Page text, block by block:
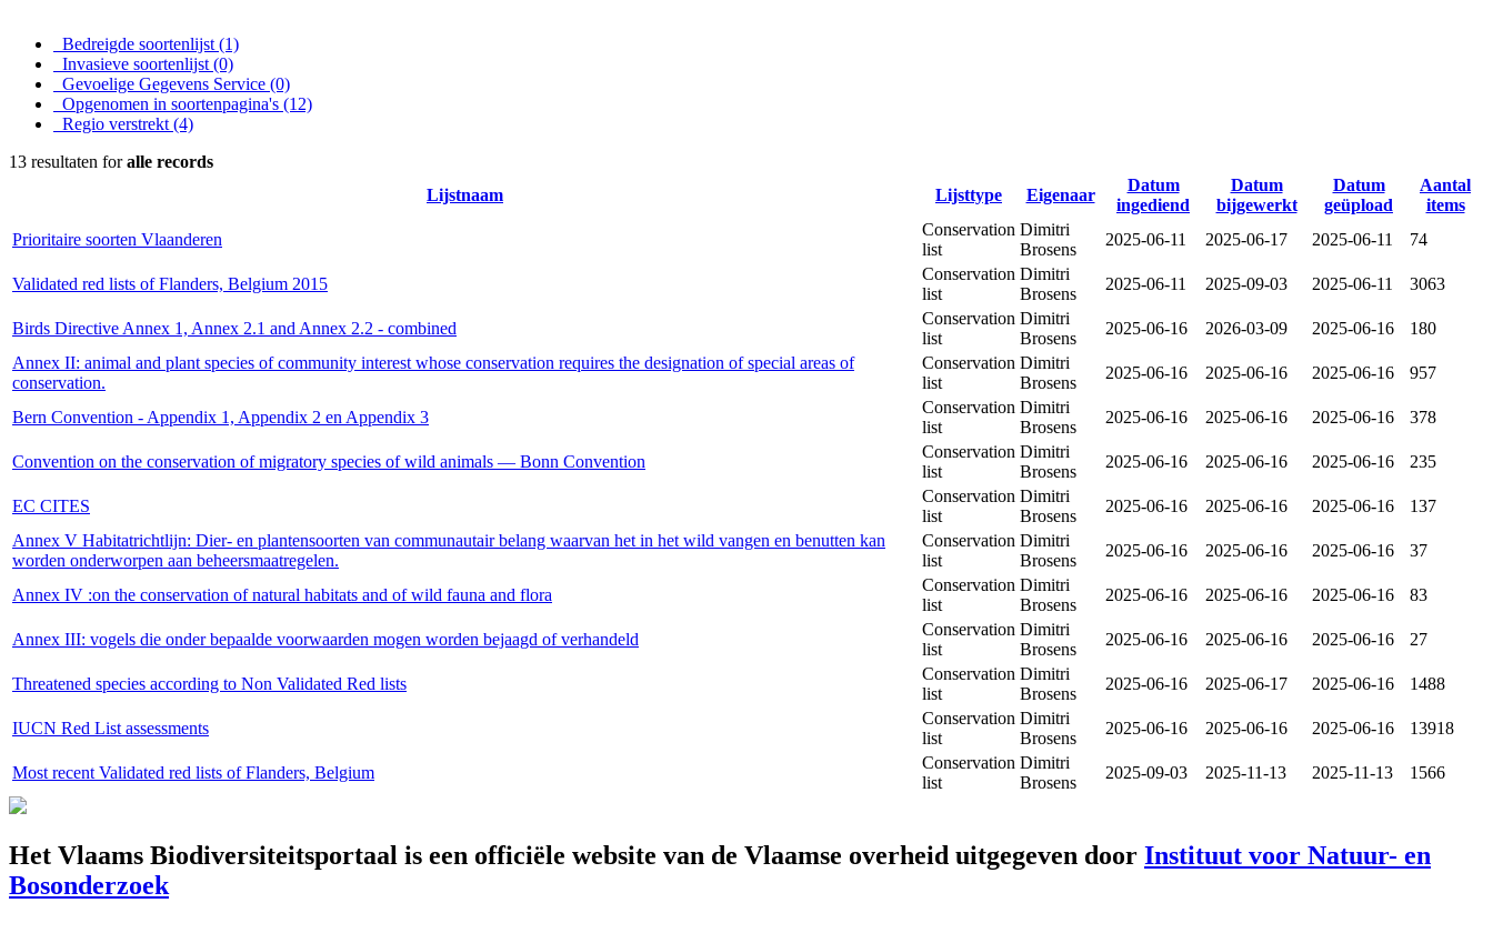
Bedreigde soortenlijst (1)
Invasieve soortenlijst (0)
Gevoelige Gegevens Service (0)
Opgenomen in soortenpagina's (12)
Regio verstrekt (4)
13 resultaten foralle records
Lijstnaam
Lijsttype Eigenaar
Datum
ingediend
Datum
bijgewerkt
Datum
geüpload
Aantal
items
Prioritaire soorten Vlaanderen
Conservation
list
Dimitri
Brosens
2025-06-11 2025-06-17 2025-06-11 74
Validated red lists of Flanders, Belgium 2015
Conservation
list
Dimitri
Brosens
2025-06-11 2025-09-03 2025-06-11 3063
Birds Directive Annex 1, Annex 2.1 and Annex 2.2 - combined
Conservation
list
Dimitri
Brosens
2025-06-16 2026-03-09 2025-06-16
180
Annex II: animal and plant species of community interest whose conservation requires the designation of special areas of
conservation.
Conservation
list
Dimitri
Brosens
2025-06-16 2025-06-16 2025-06-16 957
Bern Convention - Appendix 1, Appendix 2 en Appendix 3
Conservation
list
Dimitri
Brosens
2025-06-16 2025-06-16 2025-06-16 378
Convention on the conservation of migratory species of wild animals — Bonn Convention
Conservation
list
Dimitri
Brosens
2025-06-16 2025-06-16 2025-06-16 235
EC CITES
Conservation
list
Dimitri
Brosens
2025-06-16 2025-06-16 2025-06-16
137
Annex V Habitatrichtlijn: Dier- en plantensoorten van communautair belang waarvan het in het wild vangen en benutten kan
worden onderworpen aan beheersmaatregelen.
Conservation
list
Dimitri
Brosens
2025-06-16 2025-06-16 2025-06-16 37
Annex IV :on the conservation of natural habitats and of wild fauna and flora
Conservation
list
Dimitri
Brosens
2025-06-16 2025-06-16 2025-06-16 83
Annex III: vogels die onder bepaalde voorwaarden mogen worden bejaagd of verhandeld
Conservation
list
Dimitri
Brosens
2025-06-16 2025-06-16 2025-06-16 27
Threatened species according to Non Validated Red lists
Conservation
list
Dimitri
Brosens
2025-06-16 2025-06-17 2025-06-16 1488
IUCN Red List assessments
Conservation
list
Dimitri
Brosens
2025-06-16 2025-06-16 2025-06-16 13918
Most recent Validated red lists of Flanders, Belgium
Conservation
list
Dimitri
Brosens
2025-09-03 2025-11-13 2025-11-13 1566
Het Vlaams Biodiversiteitsportaal is een officiële website van de Vlaamse overheid uitgegeven door Instituut voor Natuur- en
Bosonderzoek